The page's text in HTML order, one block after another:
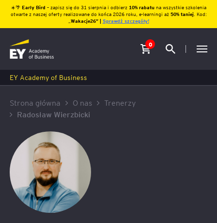
☀️🌴 Early Bird – zapisz się do 31 sierpnia i odbierz10% rabatu na wszystkie szkolenia
otwarte z naszej oferty realizowane do końca 2026 roku, e-learningi aż 50% taniej. Kod:
Wakacje26″ | Sprawdź szczegóły!
0
EY Academy of Business
Strona główna O nas
Trenerzy
Radosław Wierzbicki